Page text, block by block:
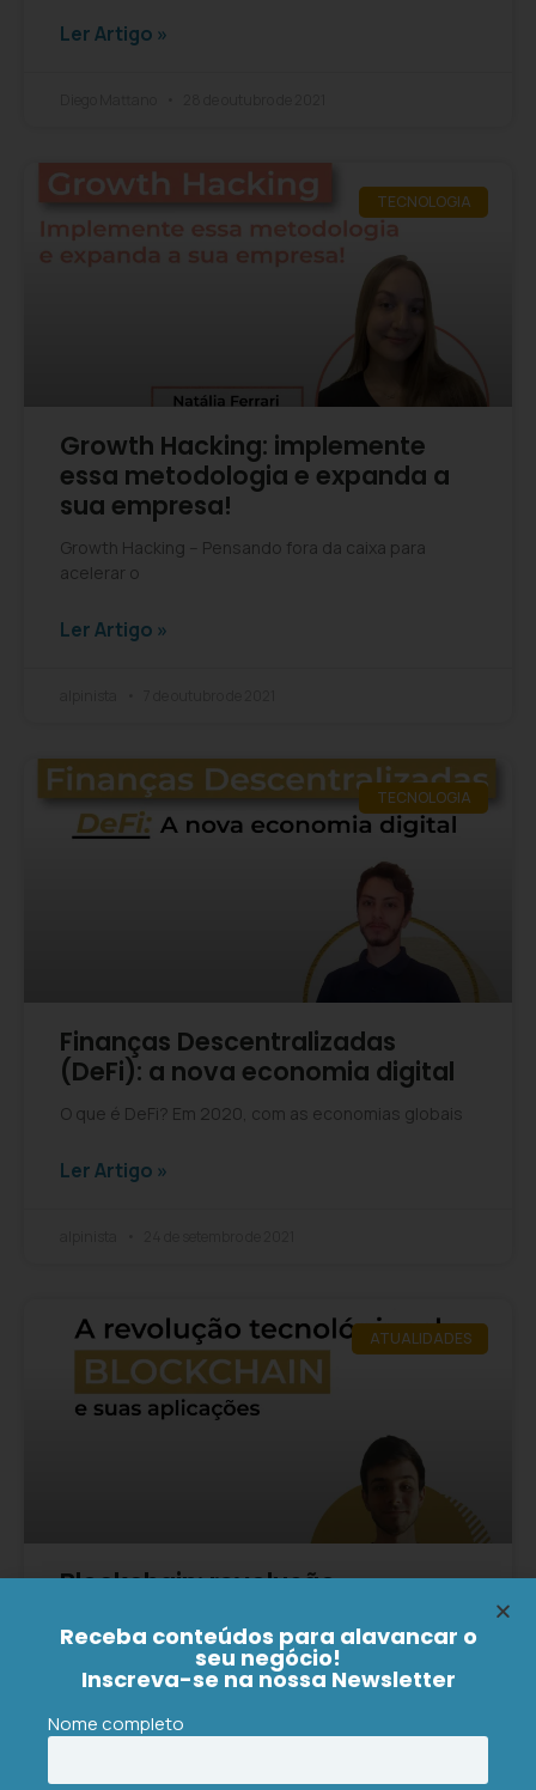
Ler Artigo »
TECNOLOGIA
Growth Hacking: implemente
essa metodologia e expanda a
sua empresa!
Growth Hacking – Pensando fora da caixa para
acelerar o
Ler Artigo »
TECNOLOGIA
Finanças Descentralizadas
(DeFi): a nova economia digital
O que é DeFi? Em 2020, com as economias globais
Ler Artigo »
ATUALIDADES
Blockchain: revolução
Blockchain: a revolução tecnológica e suas
aplicações O termo blockchain
Ler Artigo »
Receba conteúdos para alavancar o
seu negócio!
Inscreva-se na nossa Newsletter
Nome completo